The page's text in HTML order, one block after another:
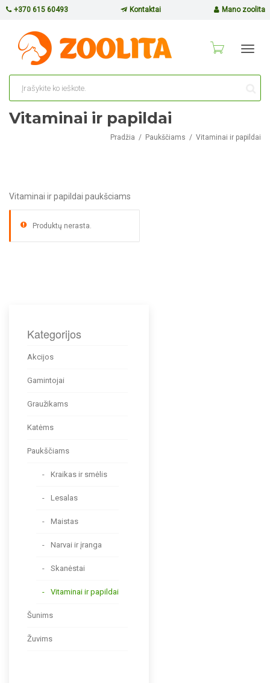
+370 615 60493 Kontaktai Mano zoolita
Vitaminai ir papildai
Pradžia Paukščiams Vitaminai ir papildai
Vitaminai ir papildai paukšciams
Produktų nerasta.
Kategorijos
Akcijos
Gamintojai
Graužikams
Katėms
Paukščiams
Kraikas ir smėlis
Lesalas
Maistas
Narvai ir įranga
Skanėstai
Vitaminai ir papildai
Šunims
Žuvims